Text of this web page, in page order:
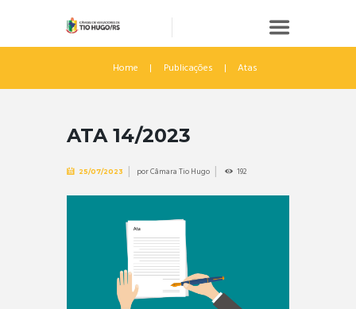
Home Publicações Atas
ATA 14/2023
25/07/2023 porCâmara Tio Hugo 192